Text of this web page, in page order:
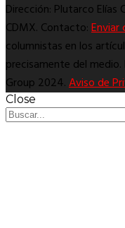
Dirección: Plutarco Elías
CDMX. Contacto:Enviar
columnistas en los
precisamente del
Group 2024.Aviso de
Close